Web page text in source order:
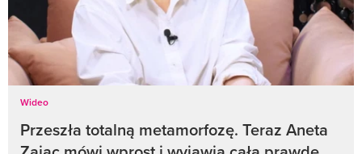
Wideo
Przeszła totalną metamorfozę. Teraz Aneta